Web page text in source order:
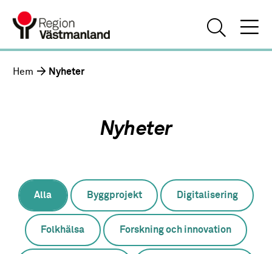
Hem Nyheter
Nyheter
Alla Byggprojekt Digitalisering
Folkhälsa Forskning och innovation